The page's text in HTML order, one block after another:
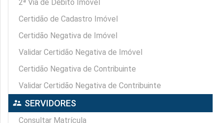
2ª Via de Débito Imóvel
Certidão de Cadastro Imóvel
Certidão Negativa de Imóvel
Validar Certidão Negativa de Imóvel
Certidão Negativa de Contribuinte
Validar Certidão Negativa de Contribuinte
supervisor_account SERVIDORES
Consultar Matrícula